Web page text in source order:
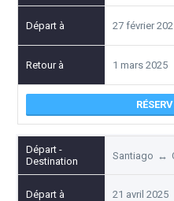
27 février
1 mars 2025
Santiago ↔
21 avril 2025